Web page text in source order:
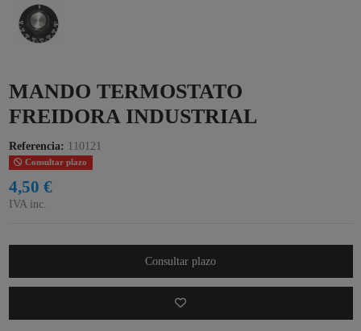
MANDO TERMOSTATO
FREIDORA INDUSTRIAL
Referencia: 110121
Consultar plazo
4,50 €
IVA inc.
Consultar plazo